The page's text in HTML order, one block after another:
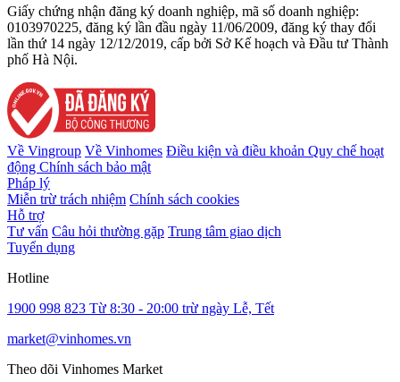
Giấy chứng nhận đăng ký doanh nghiệp, mã số doanh nghiệp:
0103970225, đăng ký lần đầu ngày 11/06/2009, đăng ký thay đổi
lần thứ 14 ngày 12/12/2019, cấp bởi Sở Kế hoạch và Đầu tư Thành
phố Hà Nội.
Về Vingroup Về Vinhomes Điều kiện và điều khoản Quy chế hoạt
động Chính sách bảo mật
Pháp lý
Miễn trừ trách nhiệm Chính sách cookies
Hỗ trợ
Tư vấn Câu hỏi thường gặp Trung tâm giao dịch
Tuyển dụng
Hotline
1900 998 823 Từ 8:30 - 20:00 trừ ngày Lễ, Tết
market@vinhomes.vn
Theo dõi Vinhomes Market